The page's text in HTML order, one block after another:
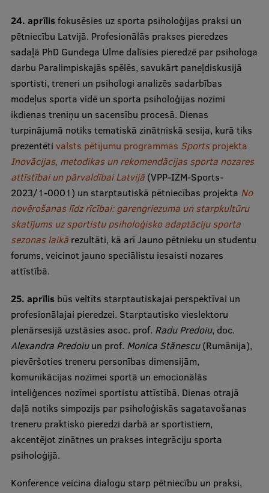
Profesionālās pilnveides kursi
ESF kvalifikācijas celšanas kursi
Pedagoģiskās izaugsmes centrs
Kvalifikācijas atbilstības pārbaude
Pētniecība
Zinātniskie institūti un laboratorijas
Pētniecības datu pārvaldība
RSU zinātnes portāls
Zinātnes ietekme
Pētniecības platformas
Doktorantūras skola
Pētniecības pakalpojumi
Pētniecības projekti
Zinātnieku brokastis
Vertikāli integrētie projekti
Zinātniskās konferences
Inovāciju centrs
24. aprīlisfokusēsies uz sporta psiholoģijas praksi un
pētniecību Latvijā. Profesionālās prakses pieredzes
sadaļā PhD Gundega Ulme dalīsies pieredzē par psihologa
darbu Paralimpiskajās spēlēs, savukārt paneļdiskusijā
sportisti, treneri un psihologi analizēs sadarbības
modeļus sporta vidē un sporta psiholoģijas nozīmi
ikdienas treniņu un sacensību procesā. Dienas
turpinājumā notiks tematiskā zinātniskā sesija, kurā tiks
prezentēti valsts pētījumu programmas Sportsprojekta
Inovācijas, metodikas un rekomendācijas sporta nozares
attīstībai un pārvaldībai Latvijā(VPP-IZM-Sports-
2023/1-0001) un starptautiskā pētniecības projekta No
novērošanas līdz rīcībai: garengriezuma un starpkultūru
skatījums uz sportistu psiholoģisko adaptāciju sporta
sezonas laikārezultāti, kā arī Jauno pētnieku un studentu
forums, veicinot jauno speciālistu iesaisti nozares
attīstībā.
25. aprīlisbūs veltīts starptautiskajai perspektīvai un
profesionālajai pieredzei. Starptautisko vieslektoru
plenārsesijā uzstāsies asoc. prof. Radu Predoiu, doc.
Alexandra Predoiuun prof. Monica Stănescu(Rumānija),
pievēršoties treneru personības dimensijām,
komunikācijas nozīmei sportā un emocionālās
inteliģences nozīmei sportistu attīstībā. Dienas otrajā
daļā notiks simpozijs par psiholoģiskās sagatavošanas
treneru praktisko pieredzi darbā ar sportistiem,
akcentējot zinātnes un prakses integrāciju sporta
psiholoģijā.
Konference veicina dialogu starp pētniecību un praksi,